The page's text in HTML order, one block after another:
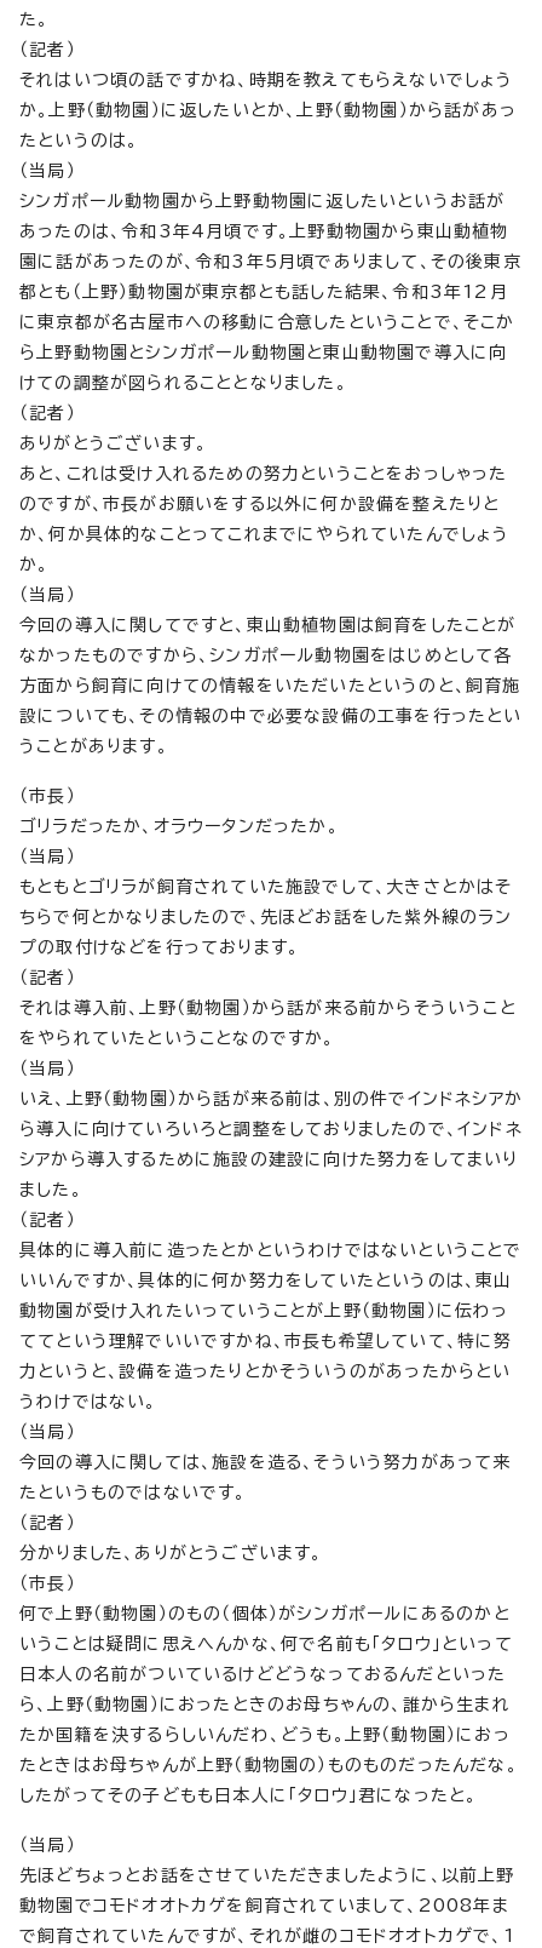
た。
（記者）
それはいつ頃の話ですかね、時期を教えてもらえないでしょう
か。上野（動物園）に返したいとか、上野（動物園）から話があっ
たというのは。
（当局）
シンガポール動物園から上野動物園に返したいというお話が
あったのは、令和3年4月頃です。上野動物園から東山動植物
園に話があったのが、令和3年5月頃でありまして、その後東京
都とも（上野）動物園が東京都とも話した結果、令和3年12月
に東京都が名古屋市への移動に合意したということで、そこか
ら上野動物園とシンガポール動物園と東山動物園で導入に向
けての調整が図られることとなりました。
（記者）
ありがとうございます。
あと、これは受け入れるための努力ということをおっしゃった
のですが、市長がお願いをする以外に何か設備を整えたりと
か、何か具体的なことってこれまでにやられていたんでしょう
か。
（当局）
今回の導入に関してですと、東山動植物園は飼育をしたことが
なかったものですから、シンガポール動物園をはじめとして各
方面から飼育に向けての情報をいただいたというのと、飼育施
設についても、その情報の中で必要な設備の工事を行ったとい
うことがあります。
（市長）
ゴリラだったか、オラウータンだったか。
（当局）
もともとゴリラが飼育されていた施設でして、大きさとかはそ
ちらで何とかなりましたので、先ほどお話をした紫外線のラン
プの取付けなどを行っております。
（記者）
それは導入前、上野（動物園）から話が来る前からそういうこと
をやられていたということなのですか。
（当局）
いえ、上野（動物園）から話が来る前は、別の件でインドネシアか
ら導入に向けていろいろと調整をしておりましたので、インドネ
シアから導入するために施設の建設に向けた努力をしてまいり
ました。
（記者）
具体的に導入前に造ったとかというわけではないということで
いいんですか、具体的に何か努力をしていたというのは、東山
動物園が受け入れたいっていうことが上野（動物園）に伝わっ
ててという理解でいいですかね、市長も希望していて、特に努
力というと、設備を造ったりとかそういうのがあったからとい
うわけではない。
（当局）
今回の導入に関しては、施設を造る、そういう努力があって来
たというものではないです。
（記者）
分かりました、ありがとうございます。
（市長）
何で上野（動物園）のもの（個体）がシンガポールにあるのかと
いうことは疑問に思えへんかな、何で名前も「タロウ」といって
日本人の名前がついているけどどうなっておるんだといった
ら、上野（動物園）におったときのお母ちゃんの、誰から生まれ
たか国籍を決するらしいんだわ、どうも。上野（動物園）におっ
たときはお母ちゃんが上野（動物園の）ものものだったんだな。
したがってその子どもも日本人に「タロウ」君になったと。
（当局）
先ほどちょっとお話をさせていただきましたように、以前上野
動物園でコモドオオトカゲを飼育されていまして、2008年ま
で飼育されていたんですが、それが雌のコモドオオトカゲで、1